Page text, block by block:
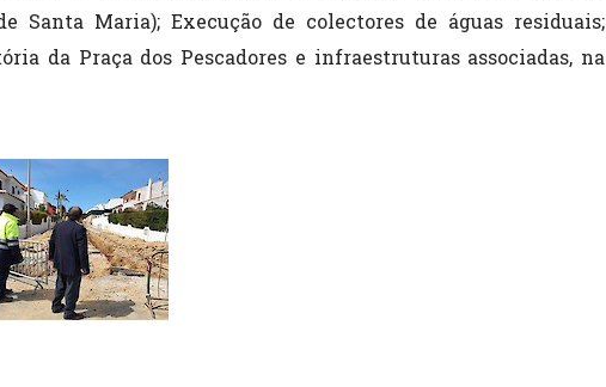
Santa Maria); Execução de colectores de águas residuais;
da Praça dos Pescadores e infraestruturas associadas, na